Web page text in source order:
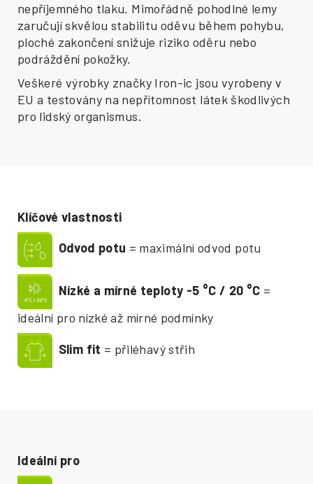
nepříjemného tlaku. Mimořádně pohodlné lemy
zaručují skvělou stabilitu oděvu během pohybu,
ploché zakončení snižuje riziko oděru nebo
podráždění pokožky.
Veškeré výrobky značky Iron-ic jsou vyrobeny v
EU a testovány na nepřítomnost látek škodlivých
pro lidský organismus.
Ideální pro
Klíčové vlastnosti
Odvod potu = maximální odvod potu
Nízké a mírné teploty -5 °C / 20 °C =
ideální pro nízké až mírné podmínky
Slim fit = přiléhavý střih